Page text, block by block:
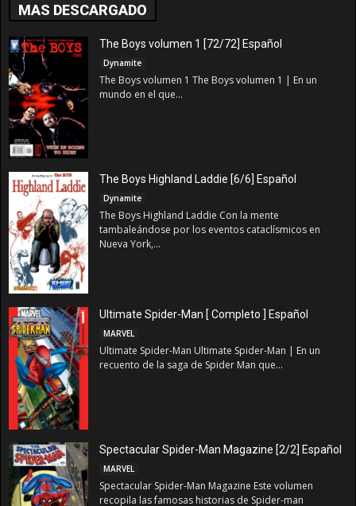
MAS DESCARGADO
The Boys volumen 1 [72/72] Español
Dynamite
The Boys volumen 1 The Boys volumen 1 | En un
mundo en el que...
The Boys Highland Laddie [6/6] Español
Dynamite
The Boys Highland Laddie Con la mente
tambaleándose por los eventos cataclísmicos en
Nueva York,...
Ultimate Spider-Man [ Completo ] Español
MARVEL
Ultimate Spider-Man Ultimate Spider-Man | En un
recuento de la saga de Spider Man que...
Spectacular Spider-Man Magazine [2/2] Español
MARVEL
Spectacular Spider-Man Magazine Este volumen
recopila las famosas historias de Spider-man